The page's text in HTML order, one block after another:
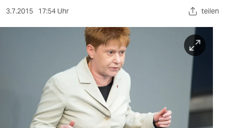
sport
wahrheit
verlag
3.7.2015 17:54 Uhr teilen